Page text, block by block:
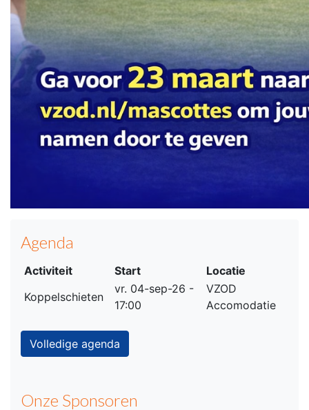
Agenda
Activiteit Start
Locatie
Koppelschieten
vr. 04-sep-26 -
17:00
VZOD
Accomodatie
Volledige agenda
Onze Sponsoren